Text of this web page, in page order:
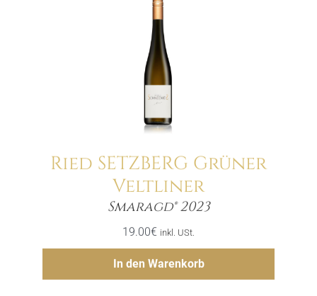
Ried SETZBERG Grüner
Veltliner
Smaragd® 2023
19.00€ inkl. USt.
In den Warenkorb
Menge
Hinzufügen